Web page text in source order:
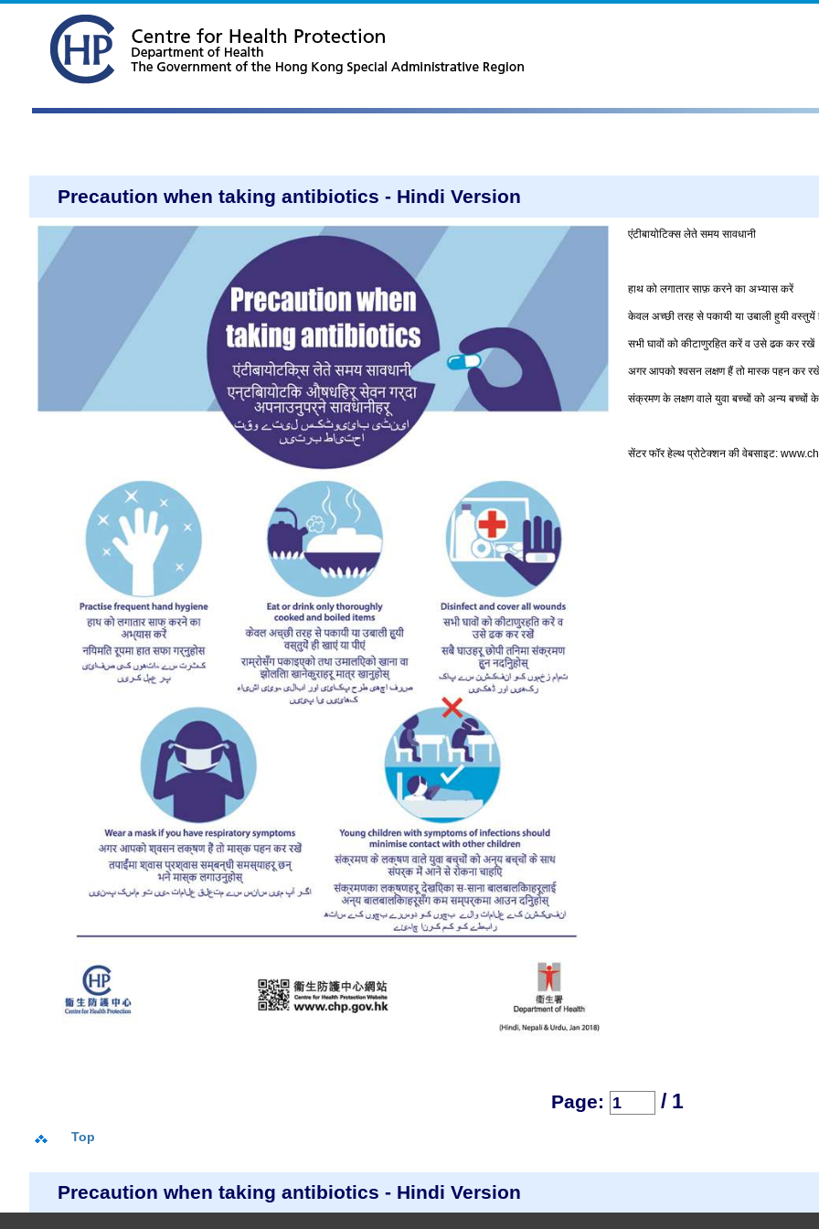
Precaution when taking antibiotics - Hindi Version
एंटीबायोटिक्स लेते समय सावधानी
हाथ को लगातार साफ़ करने का अभ्यास करें
केवल अच्छी तरह से पकायी या उबाली हुयी वस्तुयें
सभी घावों को कीटाणुरहित करें व उसे ढक कर रखें
अगर आपको श्वसन लक्षण हैं तो मास्क पहन कर
संक्रमण के लक्षण वाले युवा बच्चों को अन्य बच्चों के
सेंटरफॉरहेल्थप्रोटेक्शनकीवेबसाइट:
Page: / 1
Top
Precaution when taking antibiotics - Hindi Version